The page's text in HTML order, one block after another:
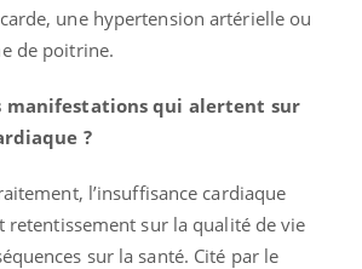
une hypertension artérielle ou
de poitrine.
manifestations qui alertent sur
?
l’insuffisance cardiaque
sur la qualité de vie
sur la santé. Cité par le